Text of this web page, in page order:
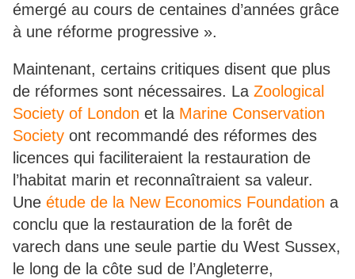
émergé au cours de centaines d’années grâce
à une réforme progressive ».
Maintenant, certains critiques disent que plus
de réformes sont nécessaires. La Zoological
Society of London et la Marine Conservation
Society ont recommandé des réformes des
licences qui faciliteraient la restauration de
l’habitat marin et reconnaîtraient sa valeur.
Une étude de la New Economics Foundation a
conclu que la restauration de la forêt de
varech dans une seule partie du West Sussex,
le long de la côte sud de l’Angleterre,